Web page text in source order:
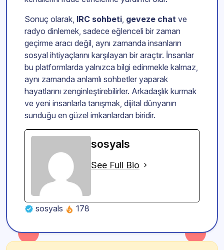
Sonuç olarak, IRC sohbeti, geveze chat ve
radyo dinlemek, sadece eğlenceli bir zaman
geçirme aracı değil, aynı zamanda insanların
sosyal ihtiyaçlarını karşılayan bir araçtır. İnsanlar
bu platformlarda yalnızca bilgi edinmekle kalmaz,
aynı zamanda anlamlı sohbetler yaparak
hayatlarını zenginleştirebilirler. Arkadaşlık kurmak
ve yeni insanlarla tanışmak, dijital dünyanın
sunduğu en güzel imkanlardan biridir.
sosyals
See Full Bio
sosyals 178